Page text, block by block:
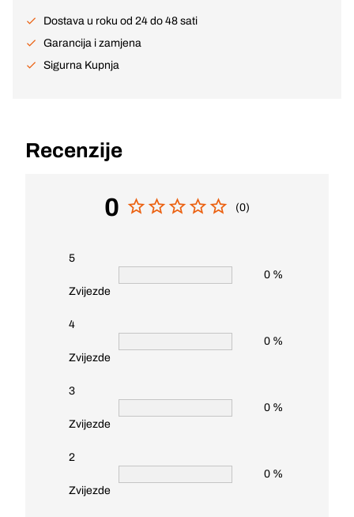
Dostava u roku od 24 do 48 sati
Garancija i zamjena
Sigurna Kupnja
Recenzije
0 (0)
5
Zvijezde
0 %
4
Zvijezde
0 %
3
Zvijezde
0 %
2
Zvijezde
0 %